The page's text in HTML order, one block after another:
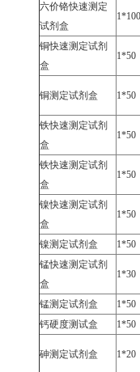
六价铬快速测定
试剂盒
1*100
铜快速测定试剂
盒
1*50
铜测定试剂盒 1*50
铁快速测定试剂
盒
1*50
铁快速测定试剂
盒
1*50
镍快速测定试剂
盒
1*50
镍测定试剂盒
1*50
锰快速测定试剂
盒
1*30
锰测定试剂盒
1*50
钙硬度测试盒
1*50
砷测定试剂盒 1*20